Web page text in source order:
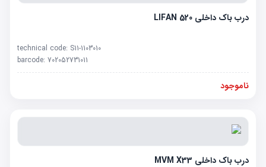
درب باک داخلی LIFAN 520
technical code: S11-1103010
barcode: 702052731011
ناموجود
درب باک داخلی MVM X33